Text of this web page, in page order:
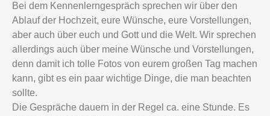
Bei dem Kennenlerngespräch sprechen wir über den
Ablauf der Hochzeit, eure Wünsche, eure Vorstellungen,
aber auch über euch und Gott und die Welt. Wir sprechen
allerdings auch über meine Wünsche und Vorstellungen,
denn damit ich tolle Fotos von eurem großen Tag machen
kann, gibt es ein paar wichtige Dinge, die man beachten
sollte.
Die Gespräche dauern in der Regel ca. eine Stunde. Es